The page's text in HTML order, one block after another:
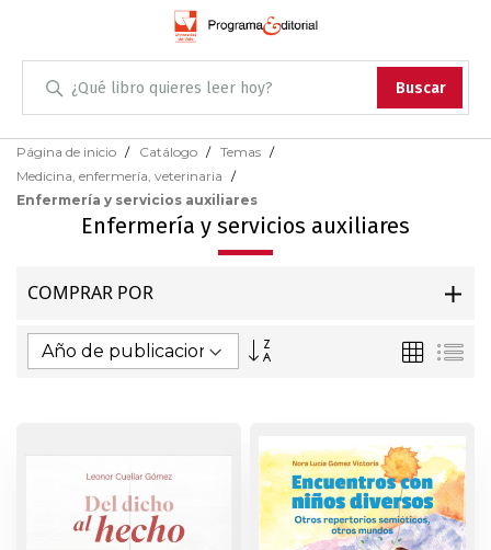
Buscar
Administración
Antropología
Arqueología
Arte
Artes escénicas
Ciencia política
Skip
Content
Página de inicio Catálogo
Temas
Medicina, enfermería, veterinaria
Enfermería y servicios auxiliares
Enfermería y servicios auxiliares
COMPRAR POR
Dirección
Parrilla